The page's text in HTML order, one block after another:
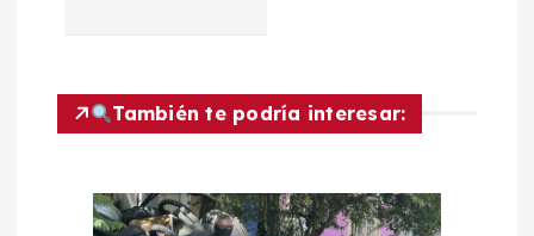
ó
n
También te podría interesar: